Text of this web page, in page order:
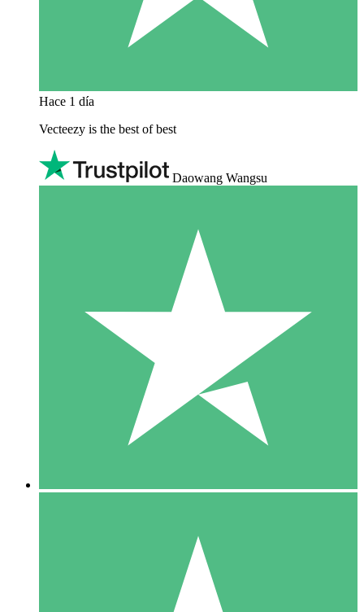
Hace 1 día
Vecteezy is the best of best
Daowang Wangsu